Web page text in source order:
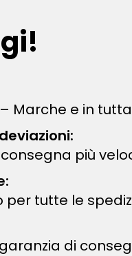
Marche e in
più
tutte le
di